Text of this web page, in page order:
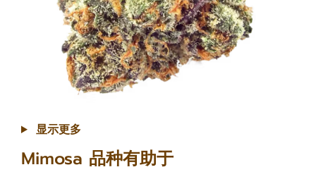
显示更多
Mimosa 品种有助于